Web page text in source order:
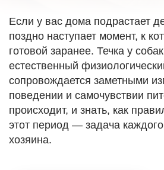
Если у вас дома подрастает
поздно наступает момент, к
готовой заранее. Течка у
естественный
сопровождается заметными
поведении и самочувствии
происходит, и знать, как
этот период — задача каждого
хозяина.